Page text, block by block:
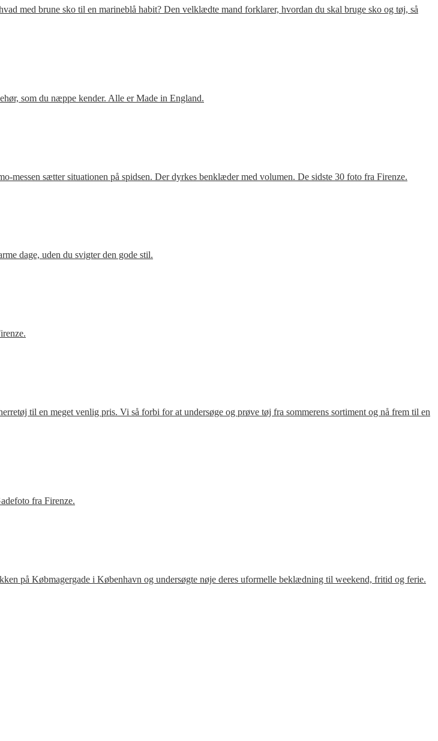
med brune sko til en marineblå habit? Den velklædte mand forklarer, hvordan du skal bruge sko og tøj, så
som du næppe kender. Alle er Made in England.
messen sætter situationen på spidsen. Der dyrkes benklæder med volumen. De sidste 30 foto fra Firenze.
dage, uden du svigter den gode stil.
til en meget venlig pris. Vi så forbi for at undersøge og prøve tøj fra sommerens sortiment og nå frem til en
fra Firenze.
på Købmagergade i København og undersøgte nøje deres uformelle beklædning til weekend, fritid og ferie.